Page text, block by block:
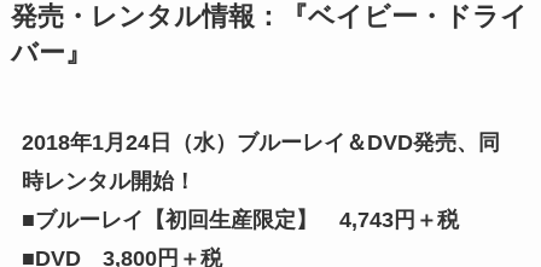
発売・レンタル情報：『ベイビー・ドライ
バー』
2018年1月24日（水）ブルーレイ＆DVD発売、同
時レンタル開始！
■ブルーレイ【初回生産限定】 4,743円＋税
■DVD 3,800円＋税